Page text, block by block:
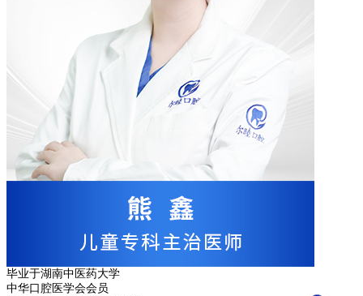
毕业于湖南中医药大学
中华口腔医学会会员